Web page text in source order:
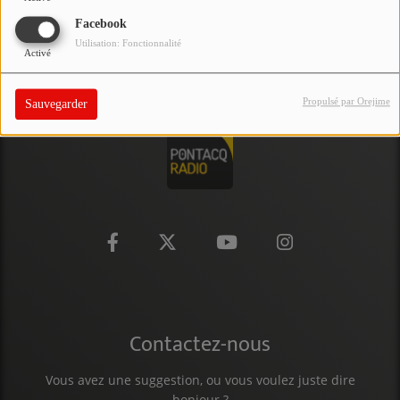
Facebook
Activé
Utilisation: Fonctionnalité
Sauvegarder Propulsé par Orejime
PARTICIPEZ
JEUX CONCOURS
RECRUTEMENT
VENEZ DANS LE PUBLIC !
Contactez-nous
Vous avez une suggestion, ou vous voulez juste dire